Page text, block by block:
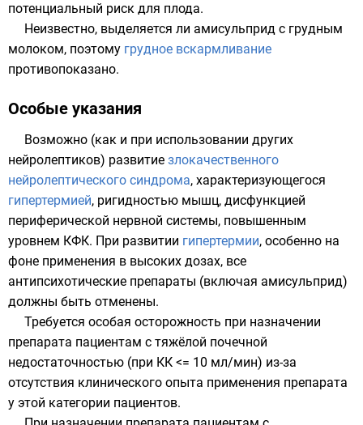
потенциальный риск для плода.
Неизвестно, выделяется ли амисульприд с грудным
молоком, поэтому грудное вскармливание
противопоказано.
Особые указания
Возможно (как и при использовании других
нейролептиков) развитие злокачественного
нейролептического синдрома, характеризующегося
гипертермией, ригидностью мышц, дисфункцией
периферической нервной системы, повышенным
уровнем КФК. При развитии гипертермии, особенно на
фоне применения в высоких дозах, все
антипсихотические препараты (включая амисульприд)
должны быть отменены.
Требуется особая осторожность при назначении
препарата пациентам с тяжёлой почечной
недостаточностью (при КК <= 10 мл/мин) из-за
отсутствия клинического опыта применения препарата
у этой категории пациентов.